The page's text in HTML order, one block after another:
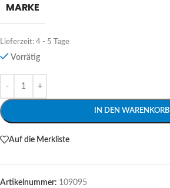
MARKE
Lieferzeit: 4 - 5 Tage
Vorrätig
IN DEN WARENKORB
Alternative:
Auf die Merkliste
Artikelnummer: 109095